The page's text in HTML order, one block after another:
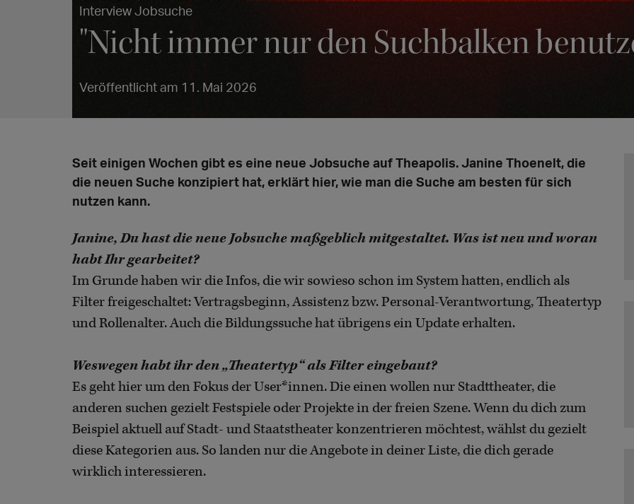
Interview Jobsuche
"Nicht immer nur den Suchbalken
Veröffentlicht am 11. Mai 2026
Seit einigen Wochen gibt es eine neue Jobsuche auf Theapolis. Janine Thoenelt, die
die neuen Suche konzipiert hat, erklärt hier, wie man die Suche am besten für sich
nutzen kann.
Janine, Du hast die neue Jobsuche maßgeblich mitgestaltet. Was ist neu und woran
habt Ihr gearbeitet?
Im Grunde haben wir die Infos, die wir sowieso schon im System hatten, endlich als
Filter freigeschaltet: Vertragsbeginn, Assistenz bzw. Personal-Verantwortung, Theatertyp
und Rollenalter. Auch die Bildungssuche hat übrigens ein Update erhalten.
Weswegen habt ihr den „Theatertyp“ als Filter eingebaut?
Es geht hier um den Fokus der User*innen. Die einen wollen nur Stadttheater, die
anderen suchen gezielt Festspiele oder Projekte in der freien Szene. Wenn du dich zum
Beispiel aktuell auf Stadt- und Staatstheater konzentrieren möchtest, wählst du gezielt
diese Kategorien aus. So landen nur die Angebote in deiner Liste, die dich gerade
wirklich interessieren.